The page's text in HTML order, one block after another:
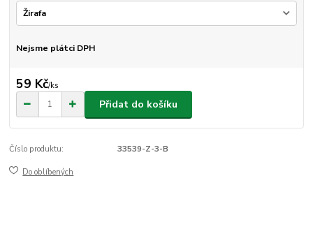
Nejsme plátci DPH
59 Kč/ks
Přidat do košíku
Číslo produktu: 33539-Z-3-B
Do oblíbených